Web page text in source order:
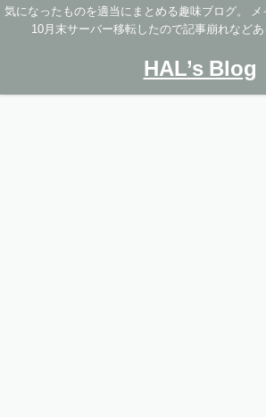
気になったものを適当にまとめる趣味ブログ。
10月末サーバー移転したので記事崩れなどあ
HAL’s Blog